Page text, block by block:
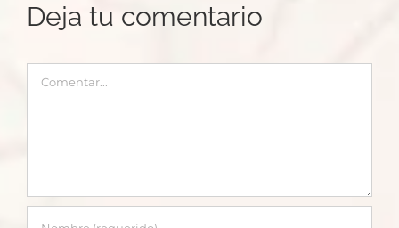
Deja tu comentario
Comentar